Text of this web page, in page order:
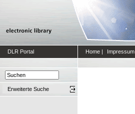
DLR Portal Home | Impressum
Erweiterte Suche